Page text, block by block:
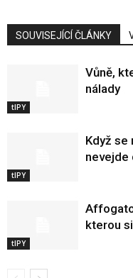
SOUVISEJÍCÍ ČLÁNKY
tIPY
Vůně,
nálady
tIPY
Když se
nevejde
tIPY
kterou